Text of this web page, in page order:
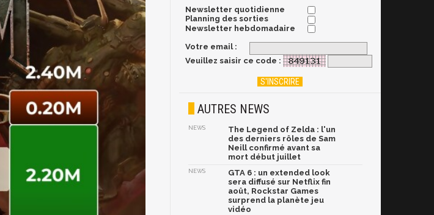
Newsletter quotidienne
Planning des sorties
Newsletter hebdomadaire
Votre email :
Veuillez saisir ce code :
AUTRES NEWS
NEWS
The Legend of Zelda : l'un
des derniers rôles de Sam
Neill confirmé avant sa
mort début juillet
NEWS
GTA 6 : un extended look
sera diffusé sur Netflix fin
août, Rockstar Games
surprend la planète jeu
vidéo